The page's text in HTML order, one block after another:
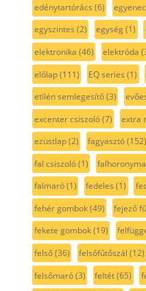
edénytartórács (6)
egyszintes (2) egység(1)
elektronika (46) elektróda
előlap(111) EQ series (1)
etilén semlegesítő(3)
excenter csiszoló(7) extra
ezüstlap(2) fagyasztó(152)
fal csiszoló(1)
falmaró(1) fedeles (1)
fehér gombok(49) fejező
fekete gombok(19)
felső(36) felsőfűtőszál (12)
felsőmaró(3) feltét(65)